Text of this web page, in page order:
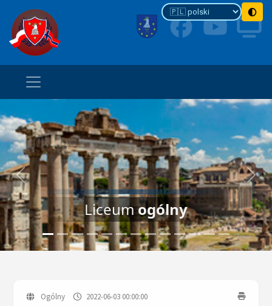
Liceumogólny
Previous Next
Ogólny 2022-06-03 00:00:00